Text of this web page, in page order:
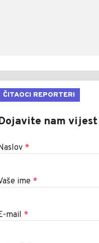
ČITAOCI REPORTERI
nam vijest
*
ime *
mail *